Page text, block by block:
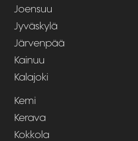
Joensuu
Jyväskylä
Järvenpää
Kainuu
Kalajoki
Kemi
Kerava
Kokkola